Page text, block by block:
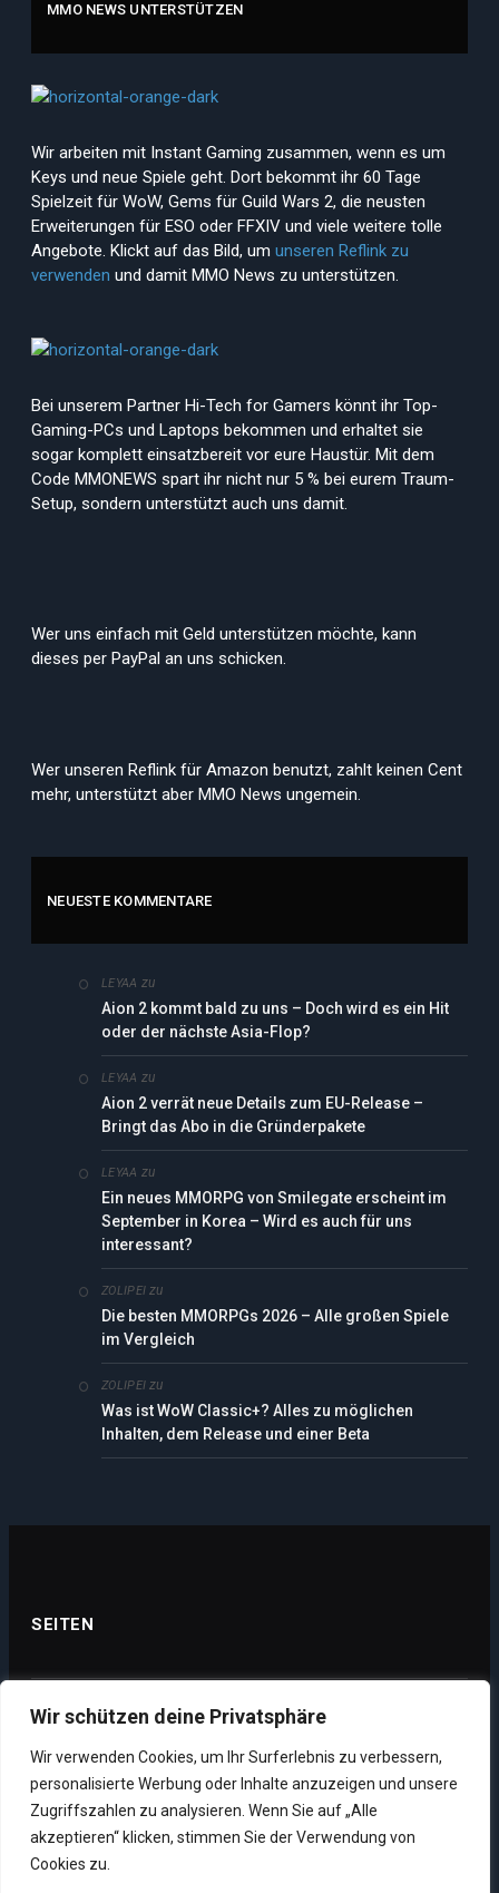
Wir schützen deine Privatsphäre
Wir verwenden Cookies, um Ihr Surferlebnis zu verbessern,
personalisierte Werbung oder Inhalte anzuzeigen und unsere
Zugriffszahlen zu analysieren. Wenn Sie auf „Alle
akzeptieren“ klicken, stimmen Sie der Verwendung von
Cookies zu.
MMO NEWS UNTERSTÜTZEN
Wir arbeiten mit Instant Gaming zusammen, wenn es um
Keys und neue Spiele geht. Dort bekommt ihr 60 Tage
Spielzeit für WoW, Gems für Guild Wars 2, die neusten
Erweiterungen für ESO oder FFXIV und viele weitere tolle
Angebote. Klickt auf das Bild, um unseren Reflink zu
verwenden und damit MMO News zu unterstützen.
Bei unserem Partner Hi-Tech for Gamers könnt ihr Top-
Gaming-PCs und Laptops bekommen und erhaltet sie
sogar komplett einsatzbereit vor eure Haustür. Mit dem
Code MMONEWS spart ihr nicht nur 5 % bei eurem Traum-
Setup, sondern unterstützt auch uns damit.
Wer uns einfach mit Geld unterstützen möchte, kann
dieses per PayPal an uns schicken.
Wer unseren Reflink für Amazon benutzt, zahlt keinen Cent
mehr, unterstützt aber MMO News ungemein.
NEUESTE KOMMENTARE
LEYAA zu
Aion 2 kommt bald zu uns – Doch wird es ein Hit
oder der nächste Asia-Flop?
LEYAA zu
Aion 2 verrät neue Details zum EU-Release –
Bringt das Abo in die Gründerpakete
LEYAA zu
Ein neues MMORPG von Smilegate erscheint im
September in Korea – Wird es auch für uns
interessant?
ZOLIPEI zu
Die besten MMORPGs 2026 – Alle großen Spiele
im Vergleich
ZOLIPEI zu
Was ist WoW Classic+? Alles zu möglichen
Inhalten, dem Release und einer Beta
SEITEN
Datenschutz
Impressum
Über uns
Unsere Supporter